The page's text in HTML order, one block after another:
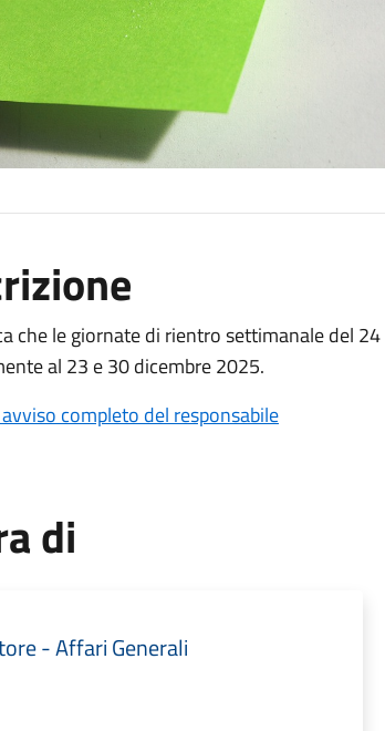
che le giornate di rientro settimanale del
al 23 e 30 dicembre 2025.
completo del responsabile
di
- Affari Generali